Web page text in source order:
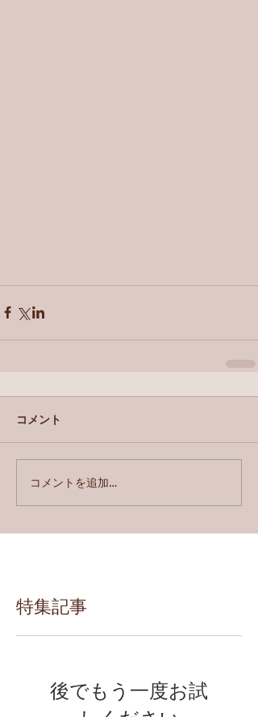
コメント
コメントを追加…
特集記事
後でもう一度お試